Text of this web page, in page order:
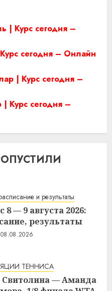
| Курс сегодня –
сегодня – Онлайн
| Курс сегодня –
Курс сегодня –
и результаты
8 — 9 августа 2026:
результаты
08.08.2026
ТЕННИСА
Свитолина — Аманда